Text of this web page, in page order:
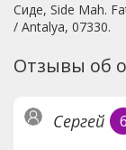
Сиде, Side Mah.
/ Antalya, 07330.
Отзывы об
Сергей 6